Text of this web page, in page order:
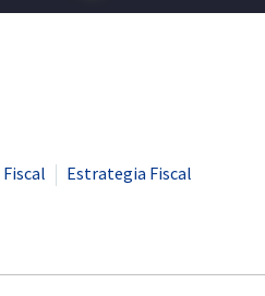
Estrategia Fiscal